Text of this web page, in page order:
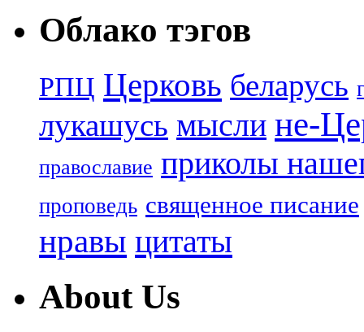
Облако тэгов
РПЦ Церковь беларусь
лукашусь мысли не-
православие приколы
проповедь священное писание
нравы цитаты
About Us